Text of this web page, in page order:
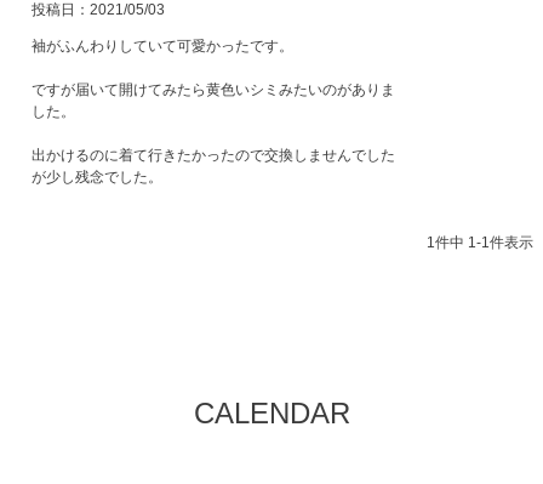
投稿日 2021/05/03
袖がふんわりしていて可愛かったです。
ですが届いて開けてみたら黄色いシミみたいのがありま
した。
出かけるのに着て行きたかったので交換しませんでした
が少し残念でした。
1件中 1-1件表示
CALENDAR